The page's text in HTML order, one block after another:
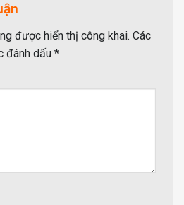
được hiển thị công khai. Các
đánh dấu *